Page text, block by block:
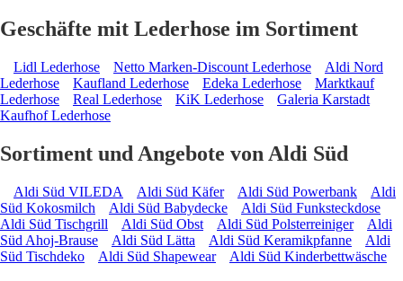
Geschäfte mit Lederhose im Sortiment
Lidl Lederhose Netto Marken-Discount Lederhose
Aldi Nord
Lederhose
Kaufland Lederhose Edeka Lederhose
Marktkauf
Lederhose
Real Lederhose KiK Lederhose
Galeria Karstadt
Kaufhof Lederhose
Sortiment und Angebote von Aldi Süd
Aldi Süd VILEDA Aldi Süd Käfer Aldi Süd Powerbank
Aldi
Süd Kokosmilch
Aldi Süd Babydecke
Aldi Süd Funksteckdose
Aldi Süd Tischgrill
Aldi Süd Obst Aldi Süd Polsterreiniger
Aldi
Süd Ahoj-Brause
Aldi Süd Lätta Aldi Süd Keramikpfanne
Aldi
Süd Tischdeko
Aldi Süd Shapewear Aldi Süd Kinderbettwäsche